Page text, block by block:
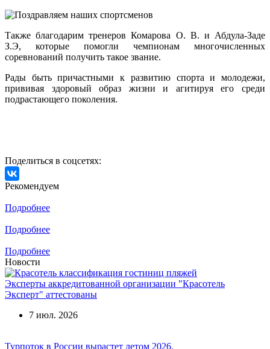
Также благодарим тренеров Комарова О. В. и Абдула-Заде
З.Э, которые помогли чемпионам многочисленных
соревнований получить такое звание.
Рады быть причастными к развитию спорта и молодежи,
прививая здоровый образ жизни и агитируя его среди
подрастающего поколения.
Поделиться в соцсетях:
Рекомендуем
Подробнее
Подробнее
Подробнее
Новости
Эксперты аккредитованной организации "Красотель
Эксперт" аттестованы
7 июл. 2026
Турпоток в России вырастет летом 2026.